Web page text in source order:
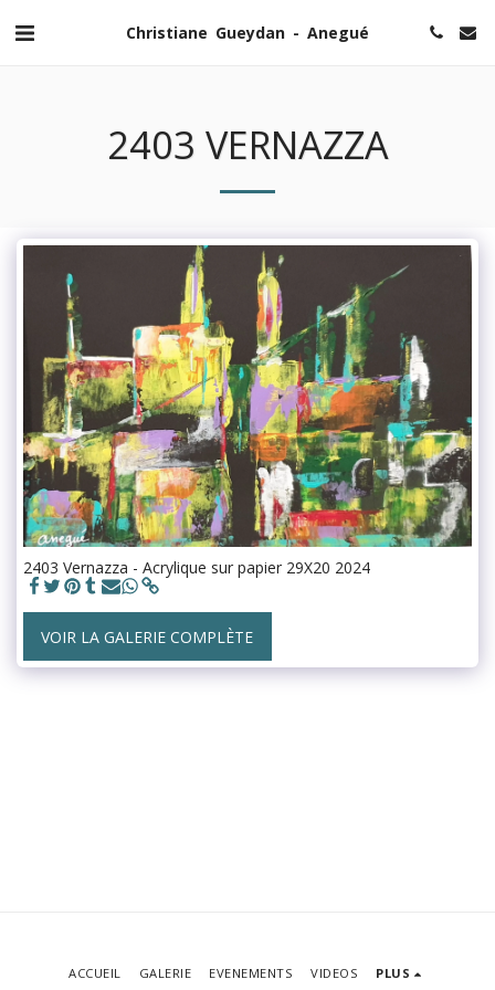
Christiane Gueydan - Anegué
2403 VERNAZZA
2403 Vernazza - Acrylique sur papier 29X20 2024
VOIR LA GALERIE COMPLÈTE
ACCUEIL GALERIE EVENEMENTS VIDEOS PLUS